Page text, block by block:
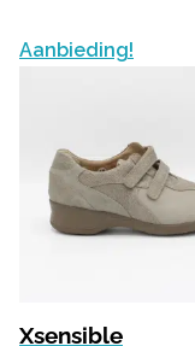
Aanbieding!
Xsensible